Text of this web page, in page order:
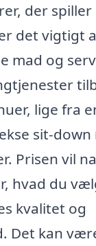
der spiller
det vigtigt
mad og
lige fra
sit-down
Prisen vil
hvad du
kvalitet og
Det kan